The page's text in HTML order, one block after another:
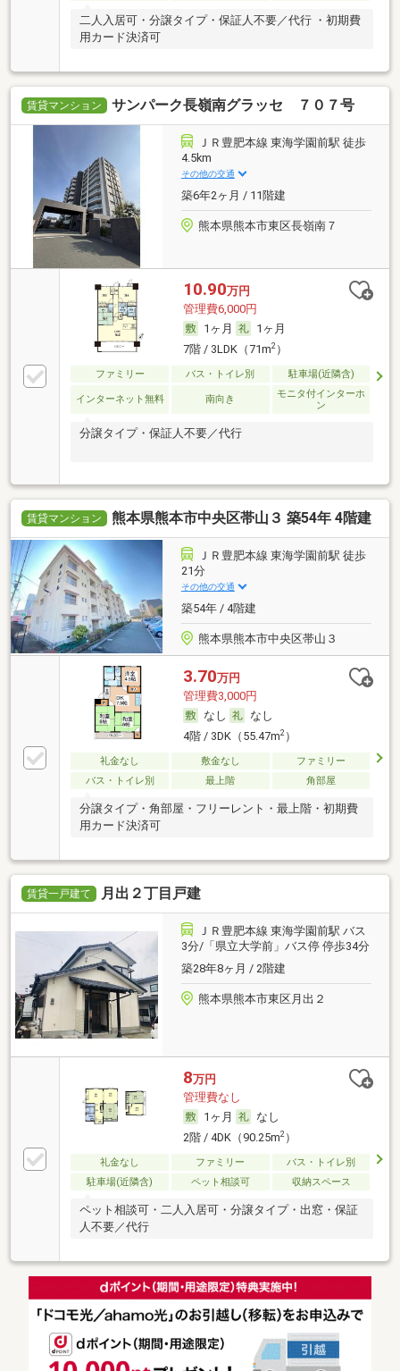
二人入居可・分譲タイプ・保証人不要／代行 ・初期費
用カード決済可
賃貸マンション サンパーク長嶺南グラッセ ７０７号
ＪＲ豊肥本線 東海学園前駅 徒歩
4.5km
その他の交通
築6年2ヶ月 / 11階建
熊本県熊本市東区長嶺南７
10.90万円
管理費6,000円
1ヶ月
1ヶ月
7階 / 3LDK（71m2）
ファミリー バス・トイレ別 駐車場(近隣含)
インターネット無料 南向き
モニタ付インターホ
ン
分譲タイプ・保証人不要／代行
賃貸マンション 熊本県熊本市中央区帯山３ 築54年 4階建
ＪＲ豊肥本線 東海学園前駅 徒歩
21分
その他の交通
築54年 / 4階建
熊本県熊本市中央区帯山３
3.70万円
管理費3,000円
なし
なし
4階 / 3DK（55.47m2）
礼金なし 敷金なし
ファミリー
バス・トイレ別
最上階 角部屋
分譲タイプ・角部屋・フリーレント・最上階・初期費
用カード決済可
賃貸一戸建て 月出２丁目戸建
ＪＲ豊肥本線 東海学園前駅 バス
3分/「県立大学前」バス停 停歩34分
築28年8ヶ月 / 2階建
熊本県熊本市東区月出２
8万円
管理費なし
1ヶ月
なし
2階 / 4DK（90.25m2）
礼金なし ファミリー
バス・トイレ別
駐車場(近隣含)
ペット相談可 収納スペース
ペット相談可・二人入居可・分譲タイプ・出窓・保証
人不要／代行